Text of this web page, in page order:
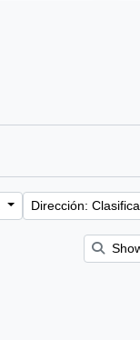
Dirección: